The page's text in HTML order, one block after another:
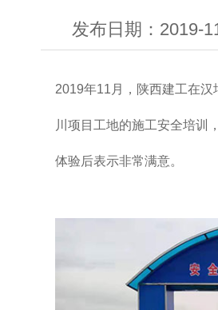
发布日期：2019-
2019年11月，陕西建工在汉
川项目工地的施工安全培训
体验后表示非常满意。